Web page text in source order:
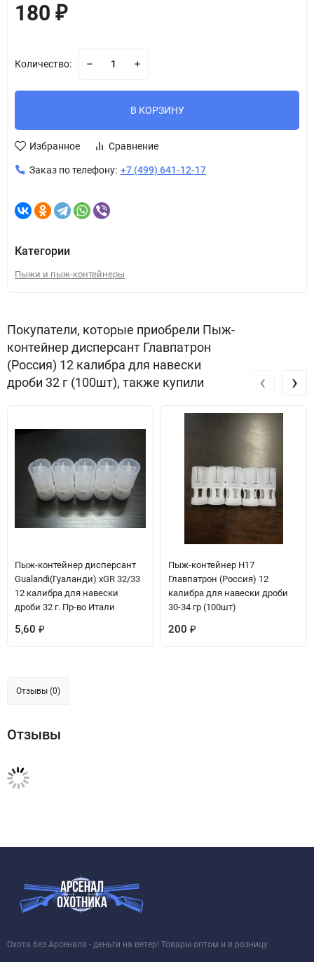
180 ₽
Количество:
В КОРЗИНУ
Избранное Сравнение
Заказ по телефону: +7 (499) 641-12-17
Категории
Пыжи и пыж-контейнеры
Покупатели, которые приобрели Пыж-
контейнер дисперсант Главпатрон
(Россия) 12 калибра для навески
дроби 32 г (100шт), также купили
Пыж-контейнер дисперсант
Gualandi(Гуаланди) xGR 32/33
12 калибра для навески
дроби 32 г. Пр-во Итали
5,60 ₽
Пыж-контейнер Н17
Главпатрон (Россия) 12
калибра для навески дроби
30-34 гр (100шт)
200 ₽
‹ ›
Отзывы (0)
Отзывы
Охота без Арсенала - деньги на ветер! Товары оптом и в розницу